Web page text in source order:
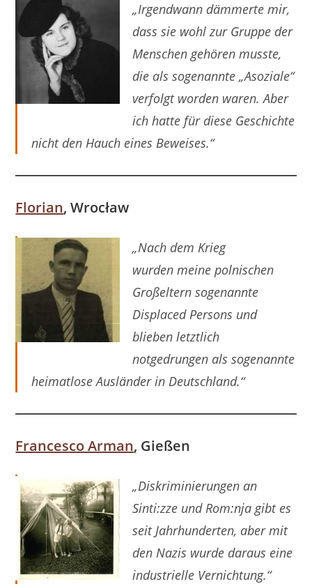
„Irgendwann dämmerte mir,
dass sie wohl zur Gruppe der
Menschen gehören musste,
die als sogenannte „Asoziale“
verfolgt worden waren. Aber
ich hatte für diese Geschichte
nicht den Hauch eines Beweises.“
Florian, Wrocław
„Nach dem Krieg
wurden meine polnischen
Großeltern sogenannte
Displaced Persons und
blieben letztlich
notgedrungen als sogenannte
heimatlose Ausländer in Deutschland.“
Francesco Arman, Gießen
„Diskriminierungen an
Sinti:zze und Rom:nja gibt es
seit Jahrhunderten, aber mit
den Nazis wurde daraus eine
industrielle Vernichtung.“